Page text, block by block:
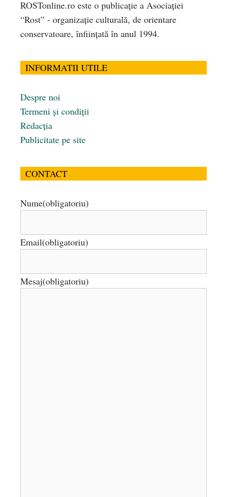
ROSTonline.ro este o publicaţie a Asociaţiei
“Rost” - organizaţie culturală, de orientare
conservatoare, înfiinţată în anul 1994.
INFORMATII UTILE
Despre noi
Termeni și condiții
Redacția
Publicitate pe site
CONTACT
Nume(obligatoriu)
Email(obligatoriu)
Mesaj(obligatoriu)